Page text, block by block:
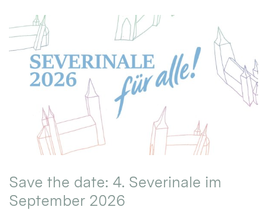
Save the date: 4. Severinale im
September 2026